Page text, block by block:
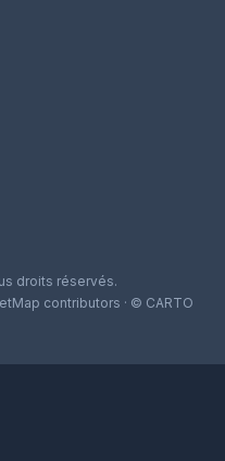
droits réservés.
contributors · © CARTO